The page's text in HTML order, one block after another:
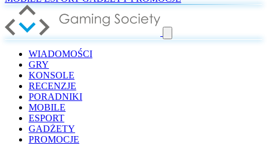
WIADOMOŚCI
GRY
KONSOLE
RECENZJE
PORADNIKI
MOBILE
ESPORT
GADŻETY
PROMOCJE